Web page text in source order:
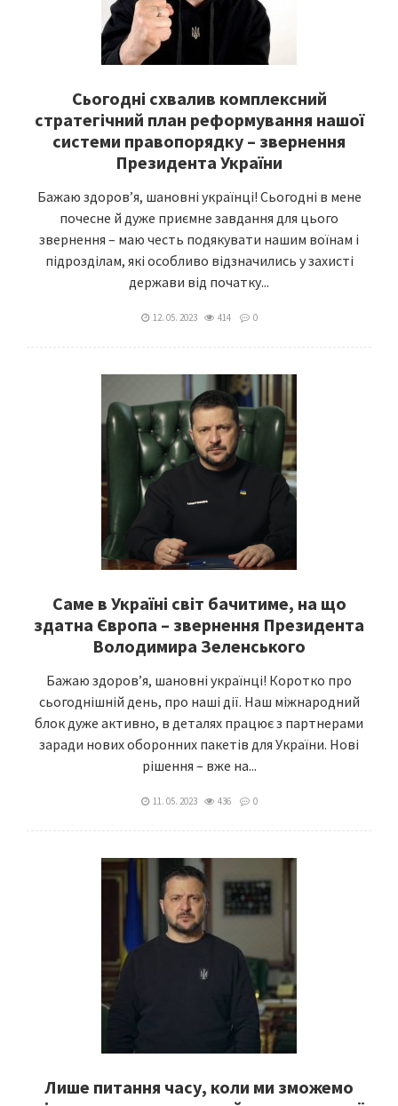
Сьогодні схвалив комплексний
стратегічний план реформування нашої
системи правопорядку – звернення
Президента України
Бажаю здоровʼя, шановні українці! Сьогодні в мене
почесне й дуже приємне завдання для цього
звернення – маю честь подякувати нашим воїнам і
підрозділам, які особливо відзначились у захисті
держави від початку...
12. 05. 2023 414 0
Саме в Україні світ бачитиме, на що
здатна Європа – звернення Президента
Володимира Зеленського
Бажаю здоровʼя, шановні українці! Коротко про
сьогоднішній день, про наші дії. Наш міжнародний
блок дуже активно, в деталях працює з партнерами
заради нових оборонних пакетів для України. Нові
рішення – вже на...
11. 05. 2023 436 0
Лише питання часу, коли ми зможемо